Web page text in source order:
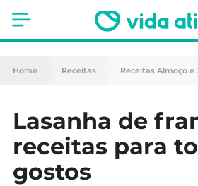
Saúde
Nutrição
Receitas
Home Receitas Receitas Almoço e
Lasanha de
receitas para
gostos